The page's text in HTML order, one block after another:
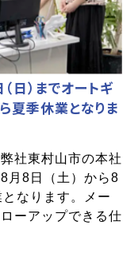
日）までオートギ
夏季休業となりま
社東村山市の本社
月8日（土）から8
なります。メー
ーアップできる仕